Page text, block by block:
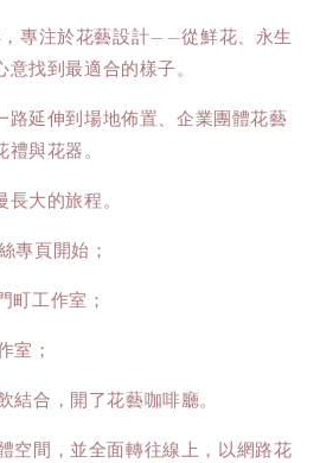
，專注於花藝設計——從鮮花、永生
找到最適合的樣子。
路延伸到場地佈置、企業團體花藝
與花器。
大的旅程。
專頁開始；
町工作室；
室；
結合，開了花藝咖啡廳。
空間，並全面轉往線上，以網路花